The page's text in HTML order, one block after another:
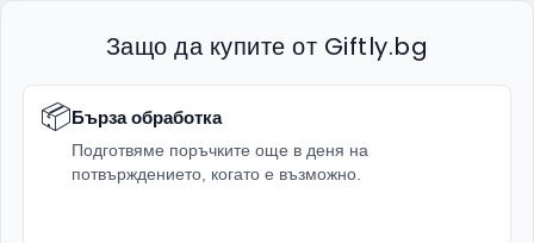
Защо да купите от Giftly.bg
📦Бърза обработка
Подготвяме поръчките още в деня на
потвърждението, когато е възможно.